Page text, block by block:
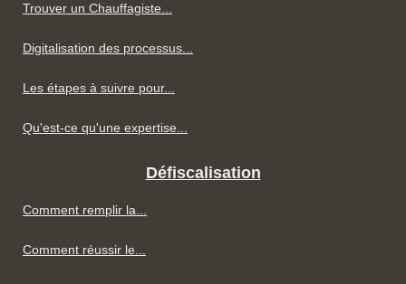
Trouver un Chauffagiste...
Digitalisation des processus...
Les étapes à suivre pour...
Qu'est-ce qu'une expertise...
Défiscalisation
Comment remplir la...
Comment réussir le...